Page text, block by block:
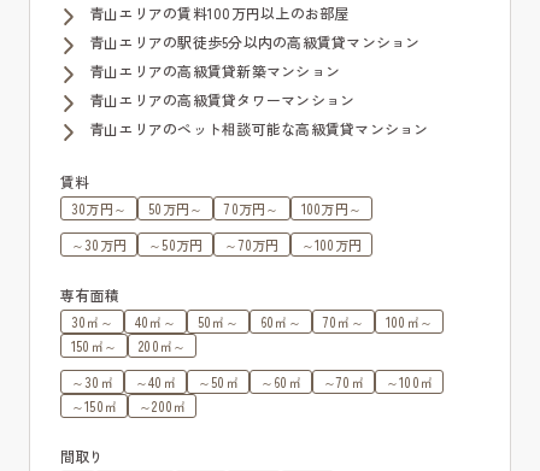
青山エリアの賃料100万円以上のお部屋
青山エリアの駅徒歩5分以内の高級賃貸マンション
青山エリアの高級賃貸新築マンション
青山エリアの高級賃貸タワーマンション
青山エリアのペット相談可能な高級賃貸マンション
賃料
30万円～ 50万円～ 70万円～
100万円～
～30万円
～50万円 ～70万円 ～100万円
専有面積
30㎡～ 40㎡～ 50㎡～ 60㎡～ 70㎡～
100㎡～
150㎡～
200㎡～
～30㎡
～40㎡ ～50㎡ ～60㎡ ～70㎡
～100㎡
～150㎡
～200㎡
間取り